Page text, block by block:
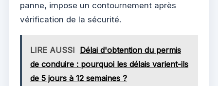
panne, impose un contournement après
vérification de la sécurité.
LIRE AUSSI Délai d'obtention du permis
de conduire : pourquoi les délais varient-ils
de 5 jours à 12 semaines ?